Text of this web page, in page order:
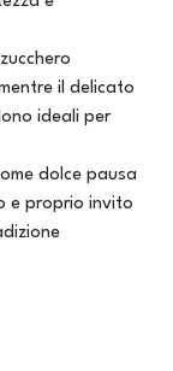
il delicato
ideali per
dolce pausa
e proprio invito